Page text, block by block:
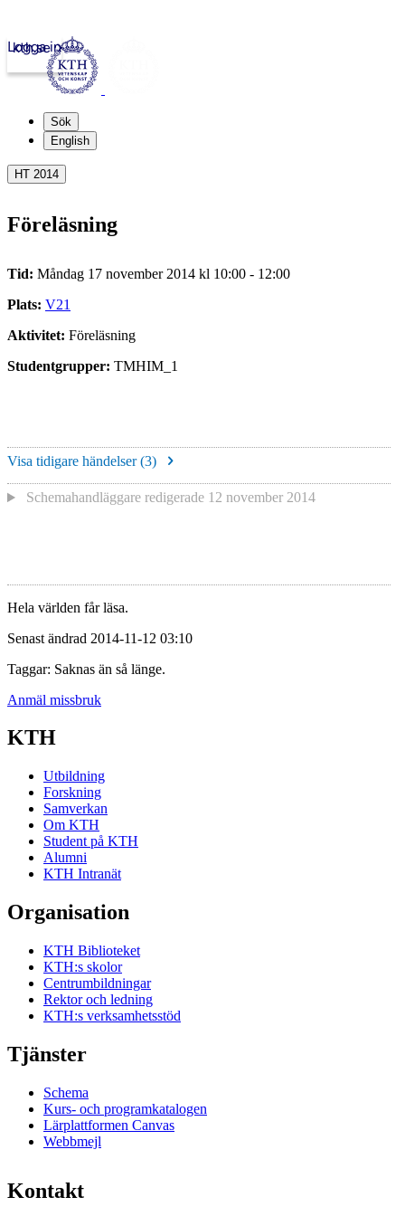
kth.se
Logga in
Sök
English
HT 2014
Föreläsning
Tid: Måndag 17 november 2014 kl 10:00 - 12:00
Plats: V21
Aktivitet: Föreläsning
Studentgrupper: TMHIM_1
Visa tidigare händelser (3)
Schemahandläggare redigerade 12 november 2014
Hela världen får läsa.
Senast ändrad 2014-11-12 03:10
Taggar: Saknas än så länge.
Anmäl missbruk
KTH
Utbildning
Forskning
Samverkan
Om KTH
Student på KTH
Alumni
KTH Intranät
Organisation
KTH Biblioteket
KTH:s skolor
Centrumbildningar
Rektor och ledning
KTH:s verksamhetsstöd
Tjänster
Schema
Kurs- och programkatalogen
Lärplattformen Canvas
Webbmejl
Kontakt